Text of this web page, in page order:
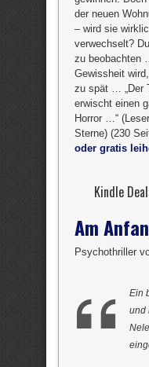
der neuen
– wird sie
verwechselt?
zu beobachten
Gewissheit
zu spät … „Der
erwischt einen
Horror …“
Sterne) (230
oder gratis
Kindle
Am
Psychothriller
Ein
und